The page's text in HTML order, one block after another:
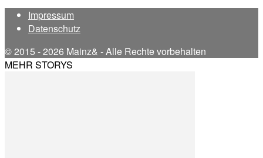
Impressum
Datenschutz
© 2015 - 2026 Mainz& - Alle Rechte vorbehalten
MEHR STORYS